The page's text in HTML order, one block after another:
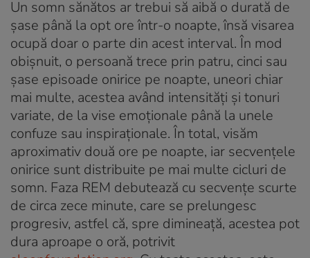
Un somn sănătos ar trebui să aibă o durată de
șase până la opt ore într-o noapte, însă visarea
ocupă doar o parte din acest interval. În mod
obișnuit, o persoană trece prin patru, cinci sau
șase episoade onirice pe noapte, uneori chiar
mai multe, acestea având intensități și tonuri
variate, de la vise emoționale până la unele
confuze sau inspiraționale. În total, visăm
aproximativ două ore pe noapte, iar secvențele
onirice sunt distribuite pe mai multe cicluri de
somn. Faza REM debutează cu secvențe scurte
de circa zece minute, care se prelungesc
progresiv, astfel că, spre dimineață, acestea pot
dura aproape o oră, potrivit